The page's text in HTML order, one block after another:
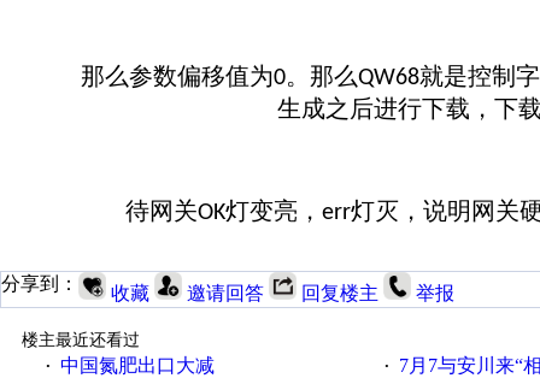
那么参数偏移值为0。那么QW68就是控制
生成之后进行下载，下
待网关OK灯变亮， err灯灭，说明网关
分享到： 收藏 邀请回答 回复楼主 举报
楼主最近还看过
· 中国氮肥出口大减 · 7月7与安川来“